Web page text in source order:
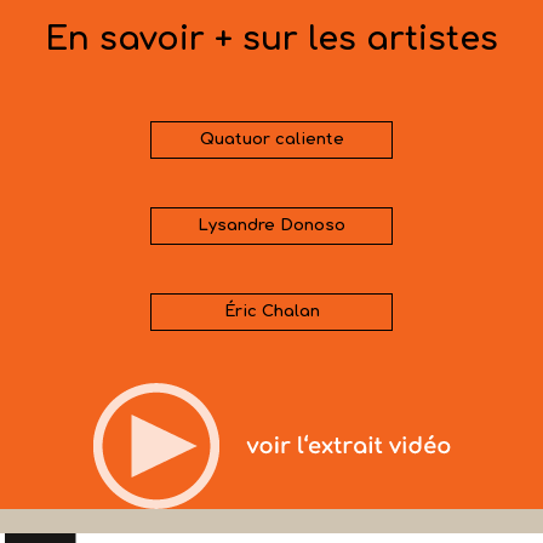
En savoir + sur les artistes
Quatuor caliente
Lysandre Donoso
Éric Chalan